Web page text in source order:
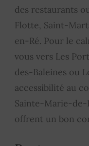
des restaurants
Flotte, Saint-
en-Ré. Pour le
vous vers Les
des-Baleines ou
accessibilité au
Sainte-Marie-de-
offrent un bon